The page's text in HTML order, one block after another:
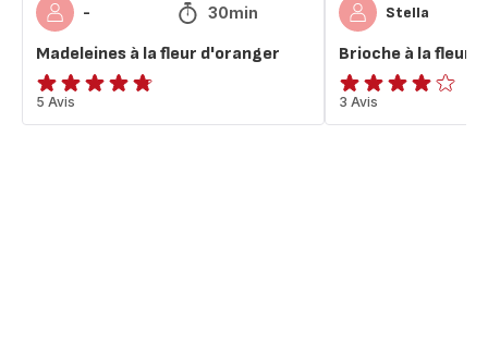
- 30min
Madeleines à la fleur d'oranger
ratings.4.7
5 Avis
Stella
Brioche à la fleur
Avis
4
3 Avis